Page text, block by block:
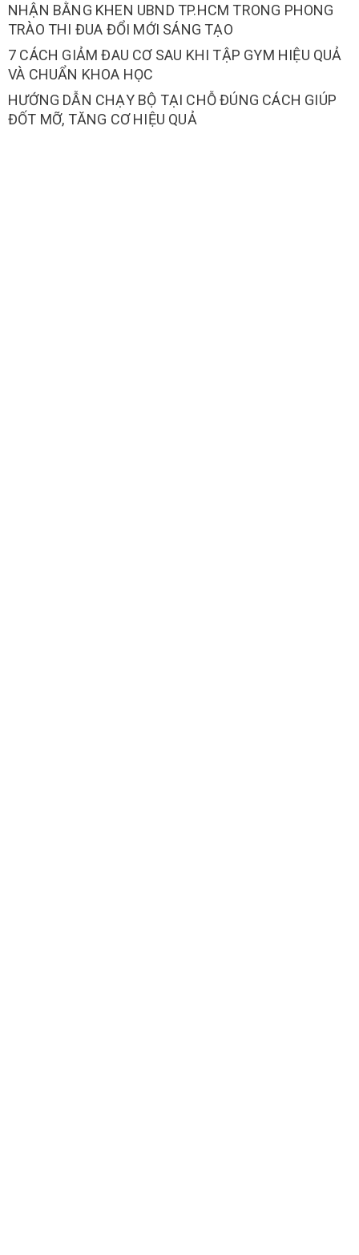
NHẬN BẰNG KHEN UBND TP.HCM TRONG PHONG
TRÀO THI ĐUA ĐỔI MỚI SÁNG TẠO
7 CÁCH GIẢM ĐAU CƠ SAU KHI TẬP GYM HIỆU QUẢ
VÀ CHUẨN KHOA HỌC
HƯỚNG DẪN CHẠY BỘ TẠI CHỖ ĐÚNG CÁCH GIÚP
ĐỐT MỠ, TĂNG CƠ HIỆU QUẢ